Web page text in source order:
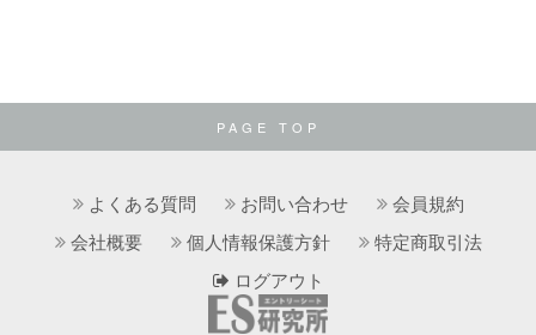
PAGE TOP
よくある質問 お問い合わせ
会員規約
会社概要
個人情報保護方針
特定商取引法
ログアウト